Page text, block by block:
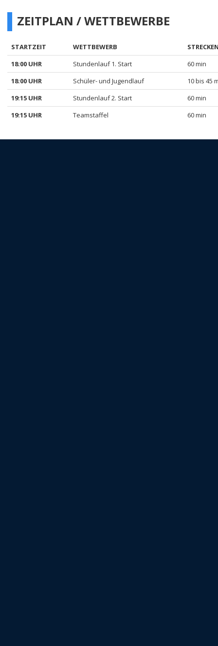
ZEITPLAN / WETTBEWERBE
STARTZEIT WETTBEWERB
18:00 UHR
Stundenlauf 1. Start
60 min
18:00 UHR
Schüler- und Jugendlauf
10 bis 45
19:15 UHR
Stundenlauf 2. Start
60 min
19:15 UHR
Teamstaffel 60 min